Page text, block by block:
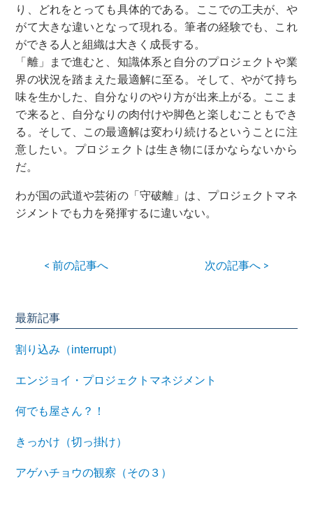
り、どれをとっても具体的である。ここでの工夫が、や
がて大きな違いとなって現れる。筆者の経験でも、これ
ができる人と組織は大きく成長する。
「離」まで進むと、知識体系と自分のプロジェクトや業
界の状況を踏まえた最適解に至る。そして、やがて持ち
味を生かした、自分なりのやり方が出来上がる。ここま
で来ると、自分なりの肉付けや脚色と楽しむこともでき
る。そして、この最適解は変わり続けるということに注
意したい。プロジェクトは生き物にほかならないから
だ。
わが国の武道や芸術の「守破離」は、プロジェクトマネ
ジメントでも力を発揮するに違いない。
< 前の記事へ 次の記事へ >
最新記事
割り込み（interrupt）
エンジョイ・プロジェクトマネジメント
何でも屋さん？！
きっかけ（切っ掛け）
アゲハチョウの観察（その３）